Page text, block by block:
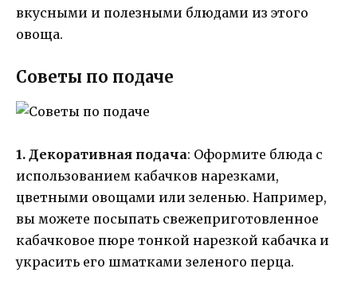
вкусными и полезными блюдами из этого
овоща.
Советы по подаче
1. Декоративная подача: Оформите блюда с
использованием кабачков нарезками,
цветными овощами или зеленью. Например,
вы можете посыпать свежеприготовленное
кабачковое пюре тонкой нарезкой кабачка и
украсить его шматками зеленого перца.